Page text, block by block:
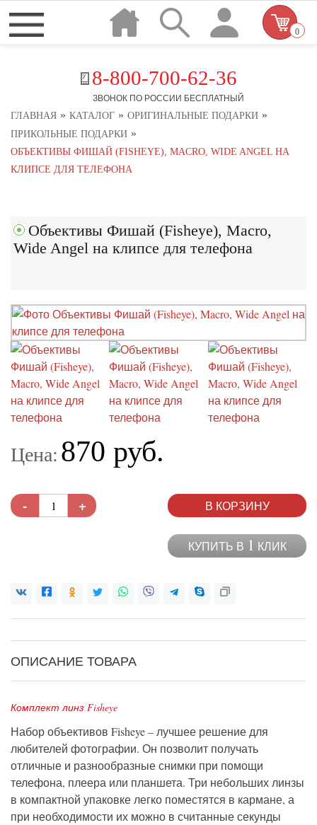
8-800-700-62-36
ЗВОНОК ПО РОССИИ БЕСПЛАТНЫЙ
0
ГЛАВНАЯ » КАТАЛОГ » ОРИГИНАЛЬНЫЕ ПОДАРКИ »
ПРИКОЛЬНЫЕ ПОДАРКИ »
ОБЪЕКТИВЫ ФИШАЙ (FISHEYE), MACRO, WIDE ANGEL НА
КЛИПСЕ ДЛЯ ТЕЛЕФОНА
Объективы Фишай (Fisheye), Macro,
Wide Angel на клипсе для телефона
Цена: 870 руб.
- + В КОРЗИНУ
КУПИТЬ В 1 КЛИК
ОПИСАНИЕ ТОВАРА
Комплект линз Fisheye
Набор объективов Fisheye – лучшее решение для
любителей фотографии. Он позволит получать
отличные и разнообразные снимки при помощи
телефона, плеера или планшета. Три небольших линзы
в компактной упаковке легко поместятся в кармане, а
при необходимости их можно в считанные секунды